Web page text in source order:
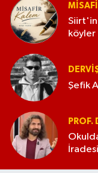
Siirt'in
köyler
Şefik
PROF.